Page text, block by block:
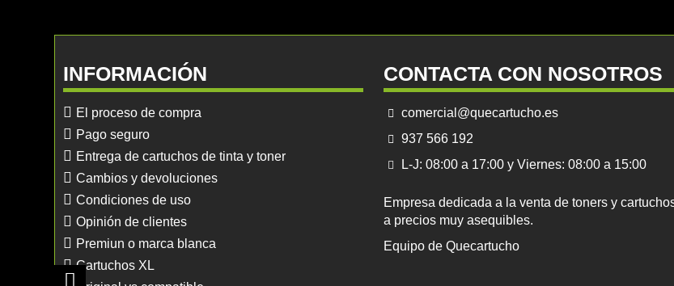
INFORMACIÓN
El proceso de compra
Pago seguro
Entrega de cartuchos de tinta y toner
Cambios y devoluciones
Condiciones de uso
Opinión de clientes
Premiun o marca blanca
Cartuchos XL
CONTACTA CON NOSOTROS
comercial@quecartucho.es
937 566 192
L-J: 08:00 a 17:00 y Viernes: 08:00 a 15:00
Empresa dedicada a la venta de toners y
a precios muy asequibles.
Equipo de Quecartucho